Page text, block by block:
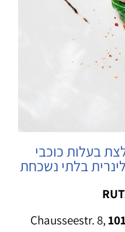
בעלות כוכבי
בלתי נשכחת